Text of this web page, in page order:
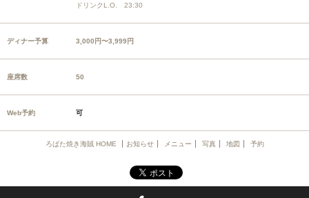
ドリンクL.O. 23:30
ディナー予算 3,000円〜3,999円
座席数 50
Web予約 可
ろばた焼き海賊 HOME お知らせ メニュー 写真 地図 予約